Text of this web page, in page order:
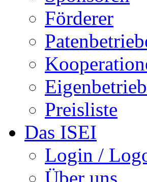
Förderer
Preisliste
Das ISEI
Login /